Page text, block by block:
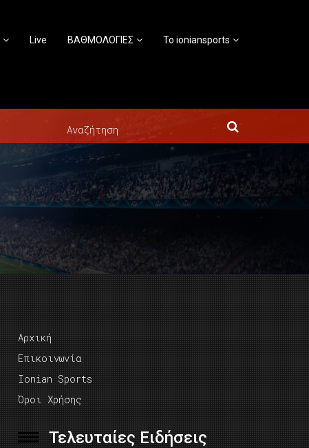
Live ΒΑΘΜΟΛΟΓΙΕΣ Το ioniansports
Αρχική
Επικοινωνία
Ionian Sports
Όροι Χρήσης
Τελευταίες Ειδήσεις